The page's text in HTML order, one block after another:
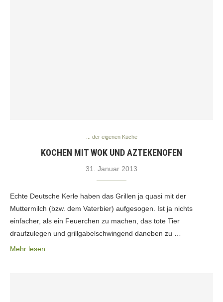
... der eigenen Küche
KOCHEN MIT WOK UND AZTEKENOFEN
31. Januar 2013
Echte Deutsche Kerle haben das Grillen ja quasi mit der
Muttermilch (bzw. dem Vaterbier) aufgesogen. Ist ja nichts
einfacher, als ein Feuerchen zu machen, das tote Tier
draufzulegen und grillgabelschwingend daneben zu …
Mehr lesen